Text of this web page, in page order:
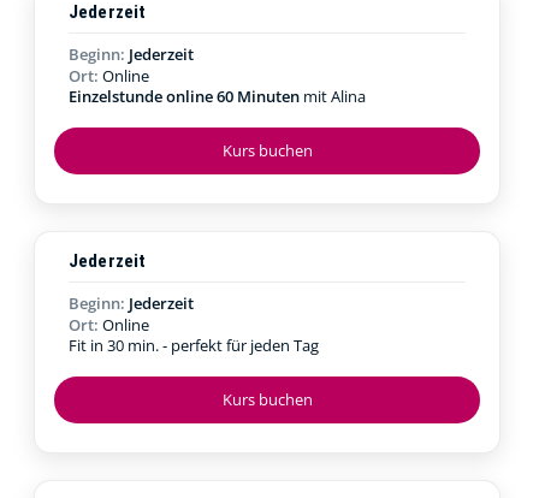
Kurs buchen
Jederzeit
Beginn: Jederzeit
Ort: Online
Einzelstunde online 60 Minuten mit Alina
Kurs buchen
Jederzeit
Beginn: Jederzeit
Ort: Online
Fit in 30 min. - perfekt für jeden Tag